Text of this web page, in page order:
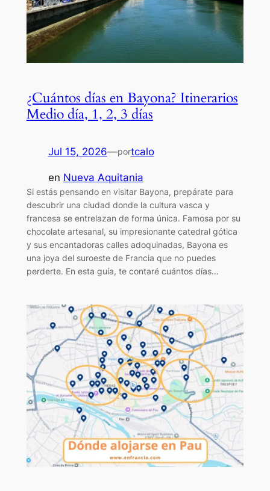
¿Cuántos días en Bayona? Itinerarios
Medio día, 1, 2, 3 días
Jul 15, 2026—portcalo
en Nueva Aquitania
Si estás pensando en visitar Bayona, prepárate para
descubrir una ciudad donde la cultura vasca y
francesa se entrelazan de forma única. Famosa por su
chocolate artesanal, su impresionante catedral gótica
y sus encantadoras calles adoquinadas, Bayona es
una joya del suroeste de Francia que no puedes
perderte. En esta guía, te contaré cuántos días…